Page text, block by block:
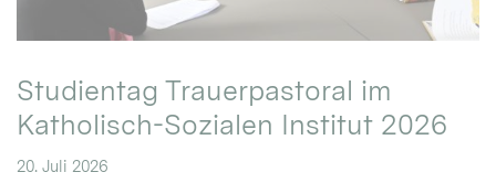
Studientag Trauerpastoral im
Katholisch-Sozialen Institut 2026
20. Juli 2026